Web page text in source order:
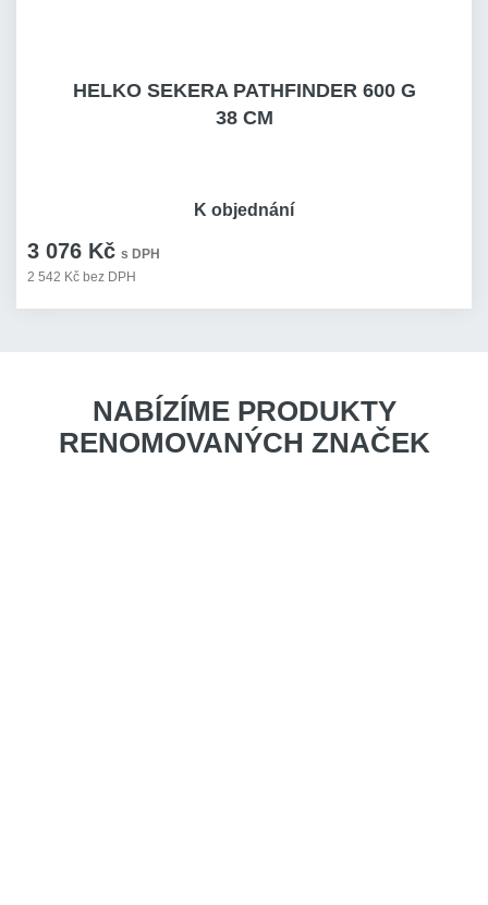
HELKO SEKERA PATHFINDER 600 G
38 CM
3 076 Kč s DPH
2 542 Kč bez DPH
K objednání
NABÍZÍME PRODUKTY
RENOMOVANÝCH ZNAČEK